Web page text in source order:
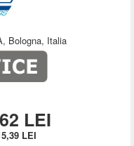
Bologna, Italia
LEI
LEI